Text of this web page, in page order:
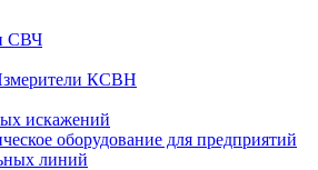
СВЧ
КСВН
искажений
оборудование для предприятий
линий